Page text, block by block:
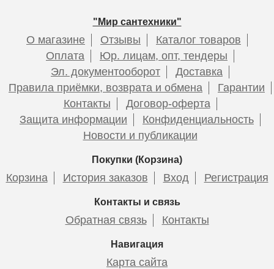
Подробнее Подробнее
Переходник STOUT 32xR 1"
с наружной резьбой
Подробнее
Монтажная гильза STOUT
Подробнее
Подробнее Подробнее
Кран Stout шаровой
полнопроходной угловой,
ВР/НР, ручка бабочка 1,
Подробнее
"Мир сантехники"
О магазине Отзывы
Каталог товаров
Оплата
Юр. лицам, опт, тендеры
Эл. документооборот
Доставка
Правила приёмки, возврата и обмена
Гарантии
Контакты
Договор-оферта
Защита информации
Конфиденциальность
Новости и публикации
Покупки (Корзина)
Корзина История заказов Вход Регистрация
Контакты и связь
Обратная связь Контакты
Навигация
Карта сайта